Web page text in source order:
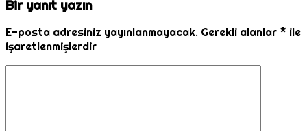
Bir yanıt yazın
E-posta adresiniz yayınlanmayacak. Gerekli alanlar * ile
işaretlenmişlerdir